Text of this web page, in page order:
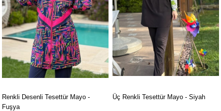
Renkli Desenli Tesettür Mayo -
Fuşya
Üç Renkli Tesettür Mayo - Siyah